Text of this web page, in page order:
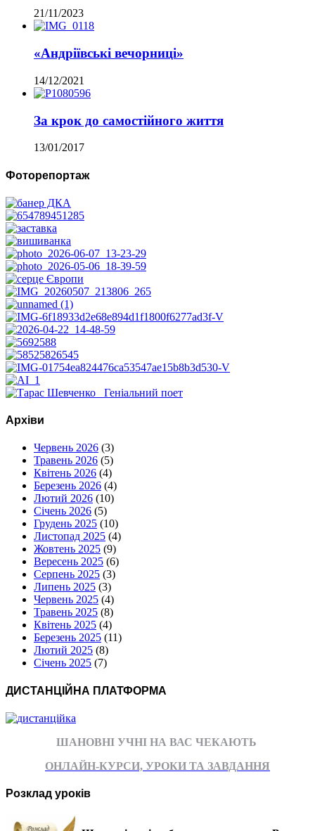
21/11/2023
«Андріївські вечорниці»
14/12/2021
За крок до самостійного життя
13/01/2017
Фоторепортаж
Архіви
Червень 2026 (3)
Травень 2026 (5)
Квітень 2026 (4)
Березень 2026 (4)
Лютий 2026 (10)
Січень 2026 (5)
Грудень 2025 (10)
Листопад 2025 (4)
Жовтень 2025 (9)
Вересень 2025 (6)
Серпень 2025 (3)
Липень 2025 (3)
Червень 2025 (4)
Травень 2025 (8)
Квітень 2025 (4)
Березень 2025 (11)
Лютий 2025 (8)
Січень 2025 (7)
ДИСТАНЦІЙНА ПЛАТФОРМА
ШАНОВНІ УЧНІ НА ВАС ЧЕКАЮТЬ
ОНЛАЙН-КУРСИ, УРОКИ ТА ЗАВДАННЯ
Розклад уроків